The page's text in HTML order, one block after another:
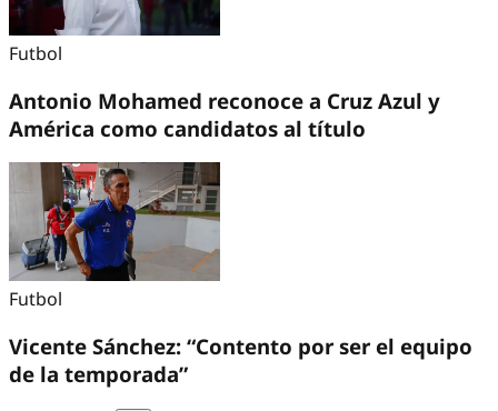
Futbol
Antonio Mohamed reconoce a Cruz Azul y
América como candidatos al título
Futbol
Vicente Sánchez: “Contento por ser el equipo
de la temporada”